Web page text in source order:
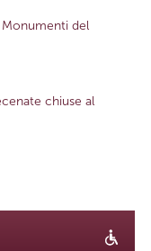
del
chiuse al